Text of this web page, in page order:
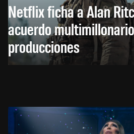
Netflix ficha a Alan
acuerdo
producciones